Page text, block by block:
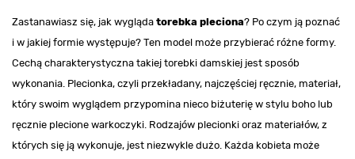
Zastanawiasz się, jak wygląda torebka pleciona? Po czym ją poznać
i w jakiej formie występuje? Ten model może przybierać różne formy.
Cechą charakterystyczna takiej torebki damskiej jest sposób
wykonania. Plecionka, czyli przekładany, najczęściej ręcznie, materiał,
który swoim wyglądem przypomina nieco biżuterię w stylu boho lub
ręcznie plecione warkoczyki. Rodzajów plecionki oraz materiałów, z
których się ją wykonuje, jest niezwykle dużo. Każda kobieta może